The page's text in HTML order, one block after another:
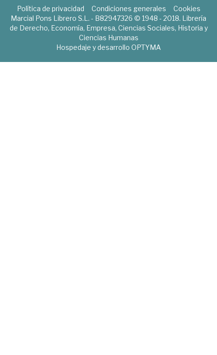
Política de privacidad Condiciones generales
Cookies
Marcial Pons Librero S.L. - B82947326 © 1948 - 2018. Librería
de Derecho, Economía, Empresa, Ciencias Sociales, Historia y
Ciencias Humanas
Hospedaje y desarrollo OPTYMA